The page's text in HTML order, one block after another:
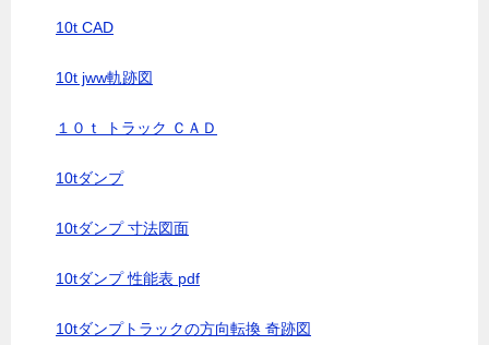
10t CAD
10t jww軌跡図
１０ｔ トラック ＣＡＤ
10tダンプ
10tダンプ 寸法図面
10tダンプ 性能表 pdf
10tダンプトラックの方向転換 奇跡図